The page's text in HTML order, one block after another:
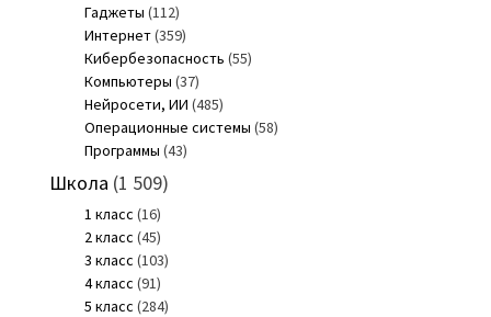
Гаджеты (112)
Интернет(359)
Кибербезопасность (55)
Компьютеры (37)
Нейросети, ИИ (485)
Операционные системы (58)
Программы (43)
Школа (1 509)
1 класс (16)
2 класс (45)
3 класс (103)
4 класс (91)
5 класс (284)